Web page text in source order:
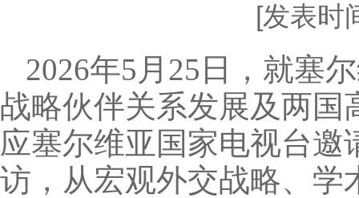
[发表时
2026年5月25日，就塞
战略伙伴关系发展及两国
应塞尔维亚国家电视台
访，从宏观外交战略、学